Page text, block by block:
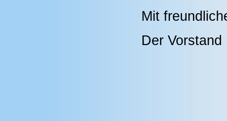
Mit
Der Vorstand